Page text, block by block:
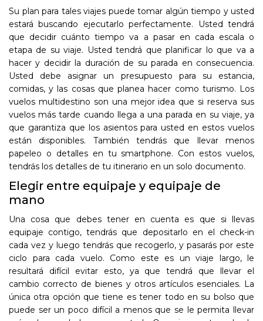
Su plan para tales viajes puede tomar algún tiempo y usted
estará buscando ejecutarlo perfectamente. Usted tendrá
que decidir cuánto tiempo va a pasar en cada escala o
etapa de su viaje. Usted tendrá que planificar lo que va a
hacer y decidir la duración de su parada en consecuencia.
Usted debe asignar un presupuesto para su estancia,
comidas, y las cosas que planea hacer como turismo. Los
vuelos multidestino son una mejor idea que si reserva sus
vuelos más tarde cuando llega a una parada en su viaje, ya
que garantiza que los asientos para usted en estos vuelos
están disponibles. También tendrás que llevar menos
papeleo o detalles en tu smartphone. Con estos vuelos,
tendrás los detalles de tu itinerario en un solo documento.
Elegir entre equipaje y equipaje de
mano
Una cosa que debes tener en cuenta es que si llevas
equipaje contigo, tendrás que depositarlo en el check-in
cada vez y luego tendrás que recogerlo, y pasarás por este
ciclo para cada vuelo. Como este es un viaje largo, le
resultará difícil evitar esto, ya que tendrá que llevar el
cambio correcto de bienes y otros artículos esenciales. La
única otra opción que tiene es tener todo en su bolso que
puede ser un poco difícil a menos que se le permita llevar